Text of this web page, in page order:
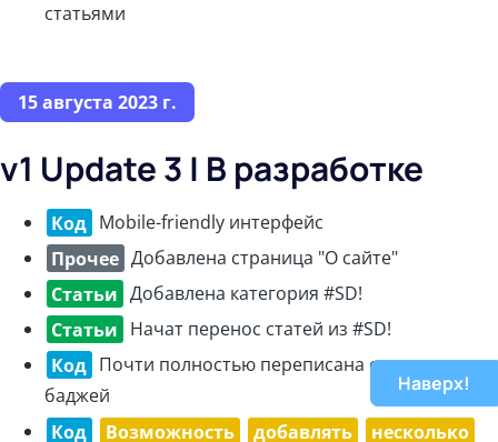
статьями
15 августа 2023 г.
v1 Update 3 | В разработке
Код Mobile-friendly интерфейс
Прочее Добавлена страница "О сайте"
Статьи Добавлена категория #SD!
Статьи Начат перенос статей из #SD!
Код Почти полностью переписана система
баджей
Код
Возможность добавлять несколько
Наверх!